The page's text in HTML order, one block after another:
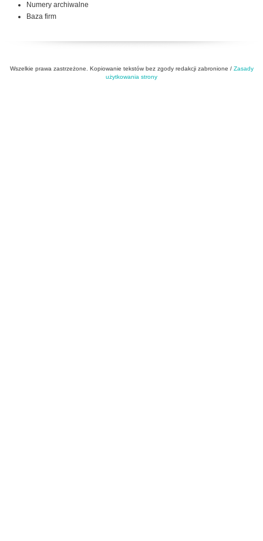
Numery archiwalne
Baza firm
Wszelkie prawa zastrzeżone. Kopiowanie tekstów bez zgody redakcji zabronione / Zasady
użytkowania strony